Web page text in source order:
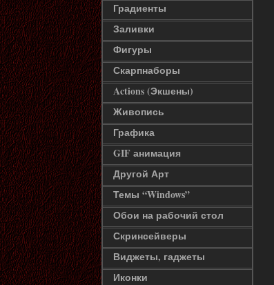
Градиенты
Заливки
Фигуры
Скарпнаборы
Actions (Экшены)
Живопись
Графика
GIF анимация
Другой Арт
Темы “Windows”
Обои на рабочий стол
Скринсейверы
Виджеты, гаджеты
Иконки